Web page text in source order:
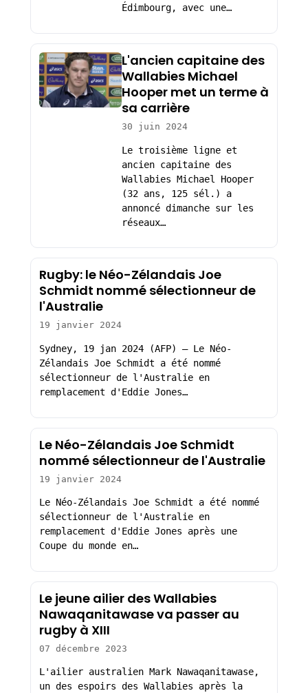
Édimbourg, avec une…
L'ancien capitaine des
Wallabies Michael
Hooper met un terme à
sa carrière
30 juin 2024
Le troisième ligne et
ancien capitaine des
Wallabies Michael Hooper
(32 ans, 125 sél.) a
annoncé dimanche sur les
réseaux…
Rugby: le Néo-Zélandais Joe
Schmidt nommé sélectionneur de
l'Australie
19 janvier 2024
Sydney, 19 jan 2024 (AFP) – Le Néo-
Zélandais Joe Schmidt a été nommé
sélectionneur de l'Australie en
remplacement d'Eddie Jones…
Le Néo-Zélandais Joe Schmidt
nommé sélectionneur de l'Australie
19 janvier 2024
Le Néo-Zélandais Joe Schmidt a été nommé
sélectionneur de l'Australie en
remplacement d'Eddie Jones après une
Coupe du monde en…
Le jeune ailier des Wallabies
Nawaqanitawase va passer au
rugby à XIII
07 décembre 2023
L'ailier australien Mark Nawaqanitawase,
un des espoirs des Wallabies après la